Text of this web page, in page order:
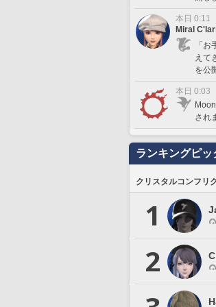
本日 0:11
Miral
「
えて
を公
本日 0:03
され
ランキングピッ
クリスタルコンフリ
1
2